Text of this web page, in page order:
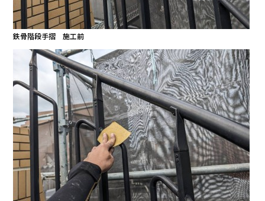
鉄骨階段手摺 施工前